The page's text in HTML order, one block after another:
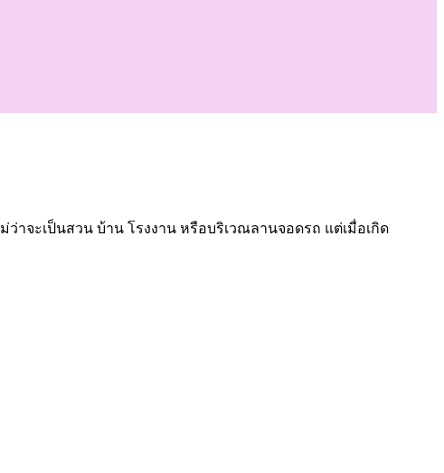
จะเป็นสวน บ้าน โรงงาน หรือบริเวณลานจอดรถ แต่เมื่อเกิด